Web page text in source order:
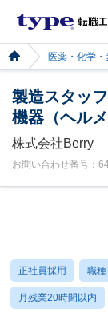
医薬・化学
製造スタッ
機器（ヘル
株式会社Berry
お問い合わせ番号：
正社員採用 職
月残業20時間以内